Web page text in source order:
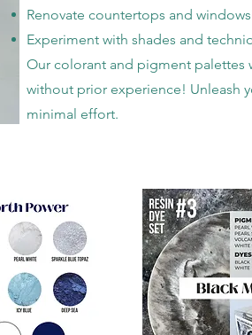
Renovate countertops and
Experiment with shades and
Our colorant and pigment palettes
without prior experience! Unleash
minimal effort.